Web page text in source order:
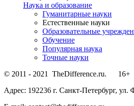
Наука и образование
Гуманитарные науки
Естественные науки
Образовательные
Обучение
Популярная наука
Точные науки
© 2011 - 2021 TheDifference.ru. 16+
Адрес: 192236 г. Санкт-Петербург,